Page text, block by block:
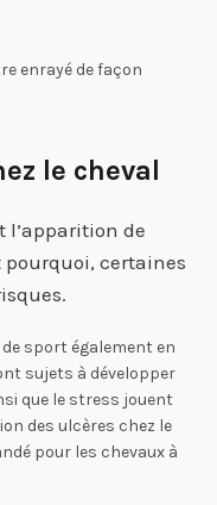
enrayé de façon
le cheval
l’apparition de
pourquoi, certaines
de sport également en
sujets à développer
que le stress jouent
des ulcères chez le
pour les chevaux à